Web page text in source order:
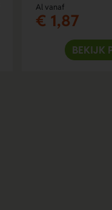
Al vanaf
€ 1,87
BEKIJK